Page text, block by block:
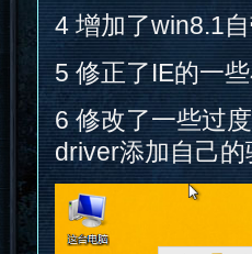
4 增加了win8.1
5 修正了IE的一
6 修改了一些过
driver添加自己的